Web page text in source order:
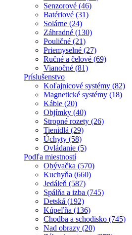
Senzorové (46)
Batériové (31)
Solárne (24)
Záhradné (130)
Pouličné (21)
Priemyselné (27)
Ručné a čelové (69)
Vianočné (81)
Príslušenstvo
Koľajnicové systémy (82)
Magnetické systémy (18)
Káble (20)
Objímky (40)
Stropné rozety (26)
Tienidlá (29)
Úchyty (58)
Ovládanie (5)
Podľa miestností
Obývačka (570)
Kuchyňa (660)
Jedáleň (587)
Spálňa a izba (745)
Detská (192)
Kúpeľňa (136)
Chodba a schodisko (745)
Nad obrazy (20)